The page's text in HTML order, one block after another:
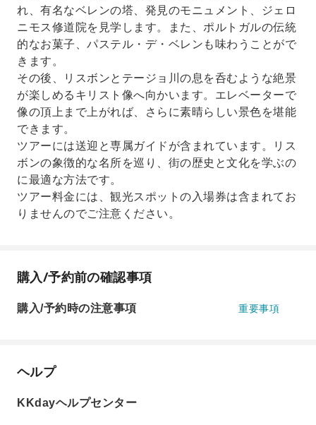
れ、有名なベレンの塔、発見のモニュメント、ジェロ
ニモス修道院を見学します。また、ポルトガルの伝統
的なお菓子、パステル・デ・ベレンも味わうことがで
きます。
その後、リスボンとテージョ川の息を呑むような絶景
が楽しめるキリスト像へ向かいます。エレベーターで
像の頂上まで上がれば、さらに素晴らしい景色を堪能
できます。
ツアーには送迎と専属ガイドが含まれています。リス
ボンの象徴的な名所を巡り、街の歴史と文化を学ぶの
に最適な方法です。
ツアー料金には、観光スポットの入場券は含まれてお
りませんのでご注意ください。
購入/予約前の確認事項
購入/予約時の注意事項 重要事項
ヘルプ
KKdayヘルプセンター